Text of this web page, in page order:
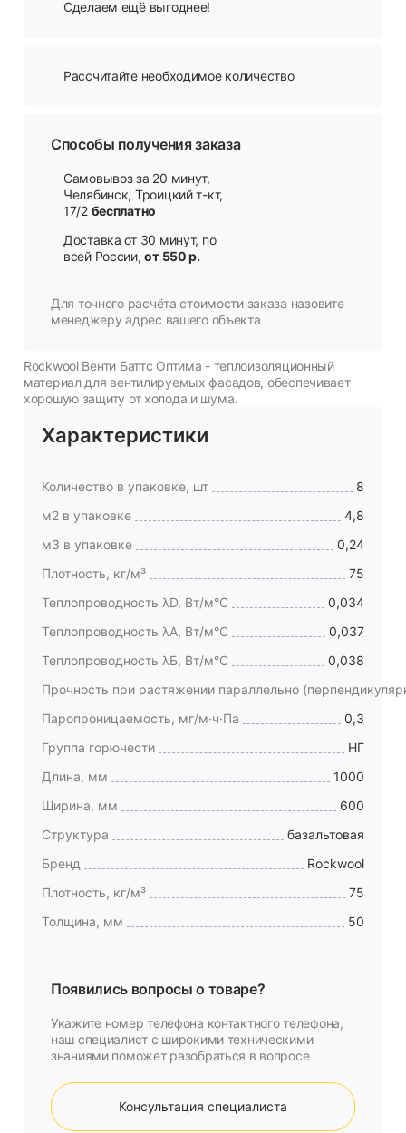
Сделаем ещё выгоднее!
Рассчитайте необходимое количество
Способы получения заказа
Самовывоз за 20 минут,
Челябинск, Троицкий т-кт,
17/2 бесплатно
Доставка от 30 минут, по
всей России,от 550 р.
Для точного расчёта стоимости заказа назовите
менеджеру адрес вашего объекта
Rockwool Венти Баттс Оптима - теплоизоляционный
материал для вентилируемых фасадов, обеспечивает
хорошую защиту от холода и шума.
Характеристики
Количество в упаковке, шт
8
м2 в упаковке
4,8
м3 в упаковке
0,24
Плотность, кг/м³
75
Теплопроводность λD, Вт/м°C
0,034
Теплопроводность λА, Вт/м°C
0,037
Теплопроводность λБ, Вт/м°C
0,038
Прочность при растяжении параллельно
Паропроницаемость, мг/м·ч·Па
0,3
Группа горючести
НГ
Длина, мм
1000
Ширина, мм
600
Структура
базальтовая
Бренд
Rockwool
Плотность, кг/м³
75
Толщина, мм
50
Появились вопросы о товаре?
Укажите номер телефона контактного телефона,
наш специалист с широкими техническими
знаниями поможет разобраться в вопросе
Консультация специалиста